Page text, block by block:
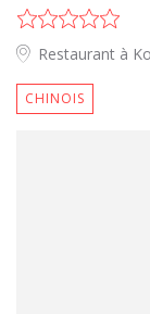
Restaurant à
CHINOIS